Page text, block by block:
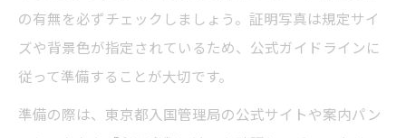
の有無を必ずチェックしましょう。証明写真は規定サイ
ズや背景色が指定されているため、公式ガイドラインに
従って準備することが大切です。
準備の際は、東京都入国管理局の公式サイトや案内パン